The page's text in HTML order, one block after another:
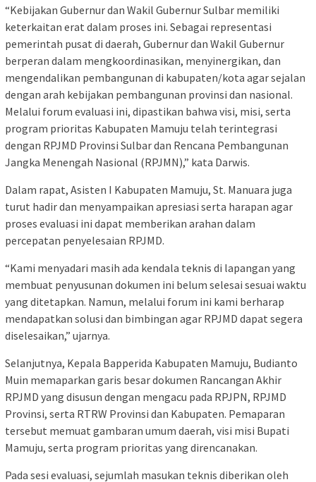
“Kebijakan Gubernur dan Wakil Gubernur Sulbar memiliki
keterkaitan erat dalam proses ini. Sebagai representasi
pemerintah pusat di daerah, Gubernur dan Wakil Gubernur
berperan dalam mengkoordinasikan, menyinergikan, dan
mengendalikan pembangunan di kabupaten/kota agar sejalan
dengan arah kebijakan pembangunan provinsi dan nasional.
Melalui forum evaluasi ini, dipastikan bahwa visi, misi, serta
program prioritas Kabupaten Mamuju telah terintegrasi
dengan RPJMD Provinsi Sulbar dan Rencana Pembangunan
Jangka Menengah Nasional (RPJMN),” kata Darwis.
Dalam rapat, Asisten I Kabupaten Mamuju, St. Manuara juga
turut hadir dan menyampaikan apresiasi serta harapan agar
proses evaluasi ini dapat memberikan arahan dalam
percepatan penyelesaian RPJMD.
“Kami menyadari masih ada kendala teknis di lapangan yang
membuat penyusunan dokumen ini belum selesai sesuai waktu
yang ditetapkan. Namun, melalui forum ini kami berharap
mendapatkan solusi dan bimbingan agar RPJMD dapat segera
diselesaikan,” ujarnya.
Selanjutnya, Kepala Bapperida Kabupaten Mamuju, Budianto
Muin memaparkan garis besar dokumen Rancangan Akhir
RPJMD yang disusun dengan mengacu pada RPJPN, RPJMD
Provinsi, serta RTRW Provinsi dan Kabupaten. Pemaparan
tersebut memuat gambaran umum daerah, visi misi Bupati
Mamuju, serta program prioritas yang direncanakan.
Pada sesi evaluasi, sejumlah masukan teknis diberikan oleh